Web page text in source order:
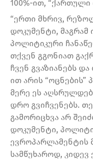
100%-ით, “ქართული
“ერთი მხრივ,
დოკუმენტი, მაგრამ
პოლიტიკური
თქვენ გგონიათ
ჩვენ გვაზიანებს
ით არის “ოცნების”
მერე ეს
დრო გვიჩვენებს.
გამორიცხვა არ
დოკუმენტი,
ევროპარლამენტის
სამწუხაროდ,